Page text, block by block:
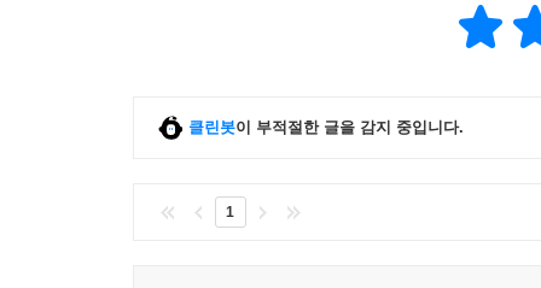
벅찬 일이지만, 클레오가 한 걸음 나아갈 때마다
햇빛 때문에 눈을 가늘게 뜨고 가이드북을 보고
유람 온 미국 관광객이 아니다. 유명한 종군기자
클린봇이 부적절한 글을 감지 중입니다.
1